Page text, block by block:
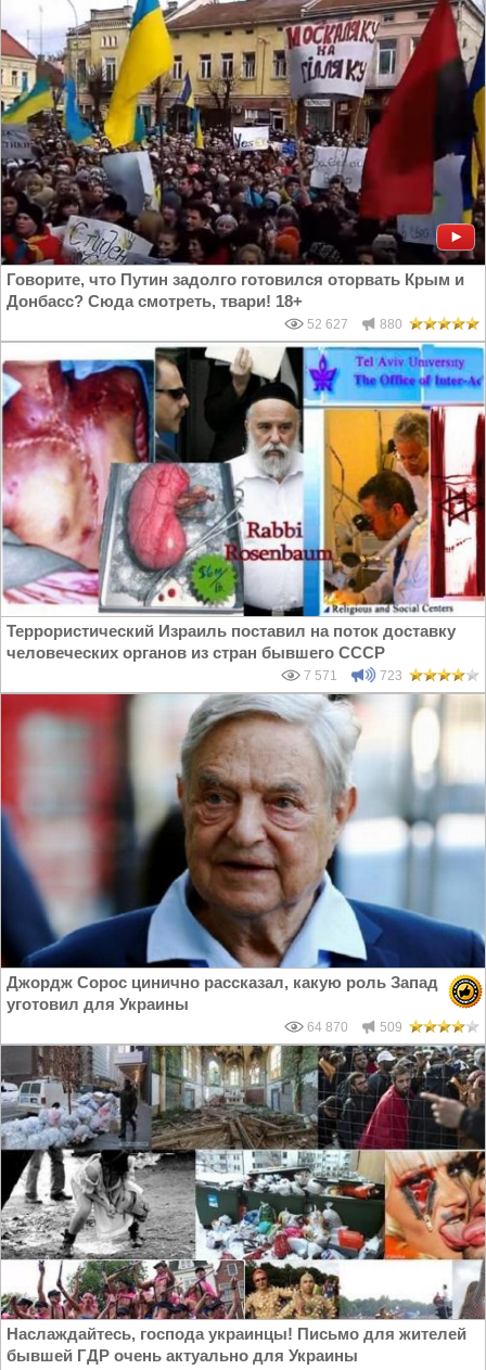
Говорите, что Путин задолго готовился оторвать Крым и
Донбасс? Сюда смотреть, твари! 18+
52 627 880
Террористический Израиль поставил на поток доставку
человеческих органов из стран бывшего СССР
7 571 723
Джордж Сорос цинично рассказал, какую роль Запад
уготовил для Украины
64 870 509
Наслаждайтесь, господа украинцы! Письмо для жителей
бывшей ГДР очень актуально для Украины